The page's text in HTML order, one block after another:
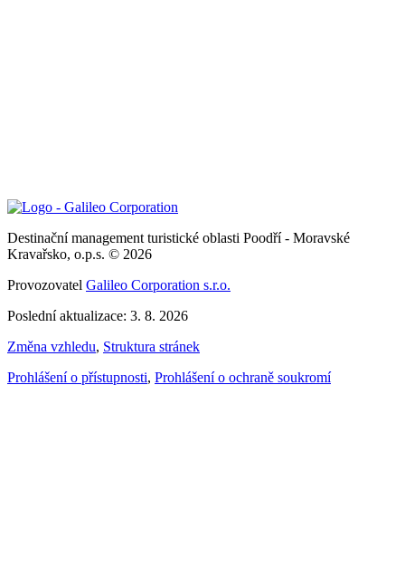
Destinační management turistické oblasti Poodří - Moravské
Kravařsko, o.p.s. © 2026
Provozovatel Galileo Corporation s.r.o.
Poslední aktualizace: 3. 8. 2026
Změna vzhledu, Struktura stránek
Prohlášení o přístupnosti, Prohlášení o ochraně soukromí